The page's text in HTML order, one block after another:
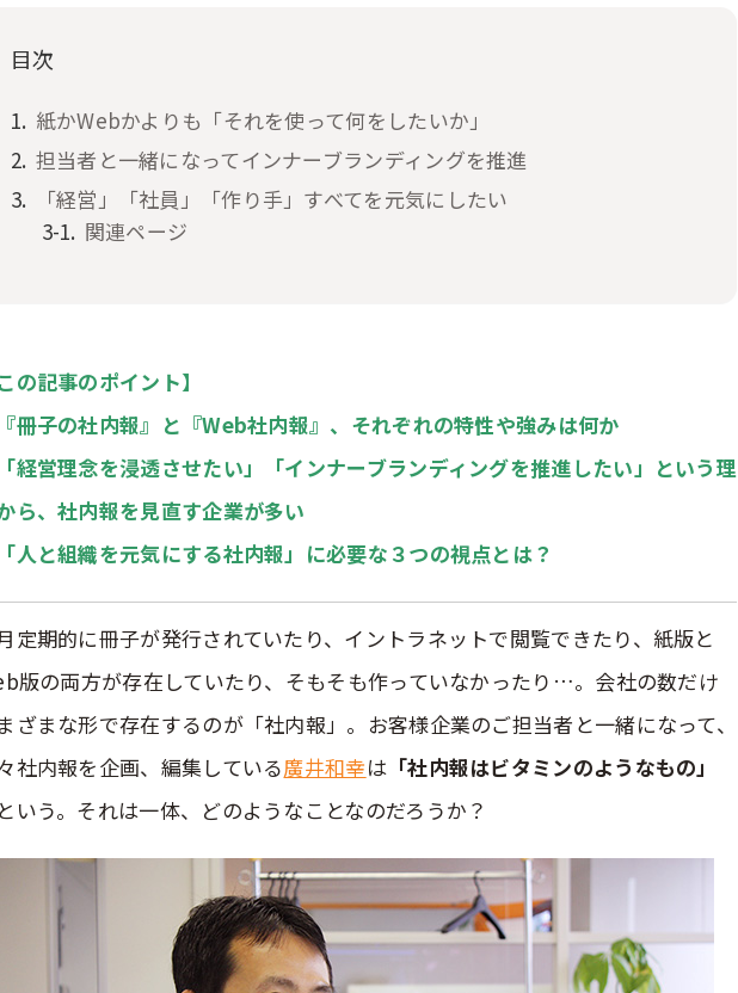
目次
紙かWebかよりも「それを使って何をしたいか」
担当者と一緒になってインナーブランディングを推進
「経営」「社員」「作り手」すべてを元気にしたい
関連ページ
この記事のポイント】
冊子の社内報』と『Web社内報』、それぞれの特性や強みは何か
経営理念を浸透させたい」「インナーブランディングを推進したい」という理
ら、社内報を見直す企業が多い
人と組織を元気にする社内報」に必要な３つの視点とは？
定期的に冊子が発行されていたり、イントラネットで閲覧できたり、紙版と
版の両方が存在していたり、そもそも作っていなかったり…。会社の数だけ
ざまな形で存在するのが「社内報」。お客様企業のご担当者と一緒になって、
社内報を企画、編集している廣井和幸は「社内報はビタミンのようなもの」
いう。それは一体、どのようなことなのだろうか？